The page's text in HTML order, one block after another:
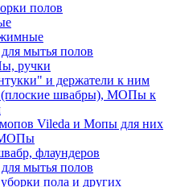
полов
мытья полов
ручки
и держатели к ним
(плоские швабры), МОПы к
Vileda и Мопы для них
МОПы
флаундеров
мытья полов
пола и других